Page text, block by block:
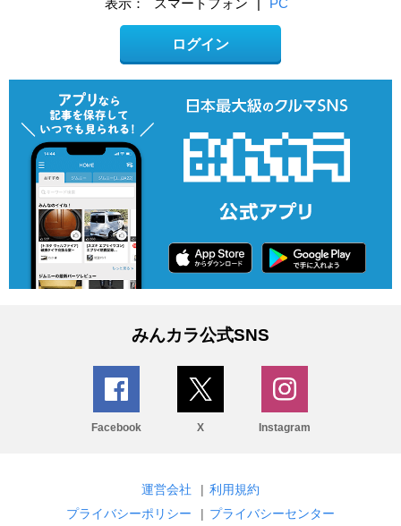
ログイン
みんカラ公式SNS
Facebook X Instagram
運営会社 | 利用規約
プライバシーポリシー
| プライバシーセンター